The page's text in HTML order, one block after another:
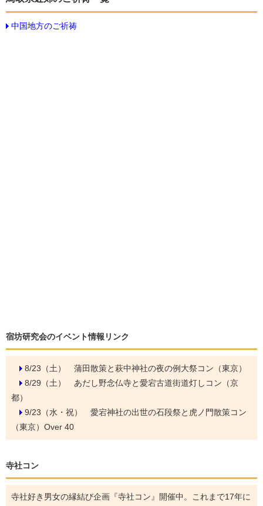
中国地方のご祈祷
宿坊研究会のイベント情報リンク
8/23（土） 蒲田散策と萩中神社の夜の例大祭コン（東京）
8/29（土） あだし野念仏寺と愛宕古道街道灯しコン（京
都）
9/23（水・祝） 愛宕神社の出世の石段祭と虎ノ門散策コン
（東京）Over 40
寺社コン
寺社好き男女の縁結び企画『寺社コン』開催中。これまで17年に